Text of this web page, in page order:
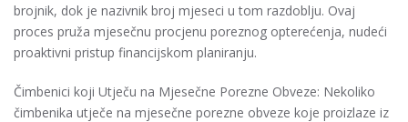
brojnik, dok je nazivnik broj mjeseci u tom razdoblju. Ovaj
proces pruža mjesečnu procjenu poreznog opterećenja, nudeći
proaktivni pristup financijskom planiranju.
Čimbenici koji Utječu na Mjesečne Porezne Obveze: Nekoliko
čimbenika utječe na mjesečne porezne obveze koje proizlaze iz